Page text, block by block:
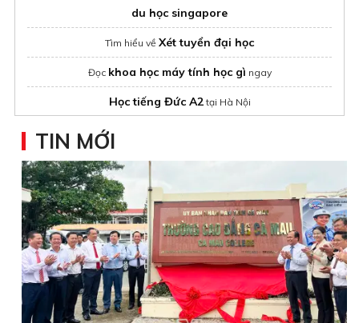
du học singapore
Tìm hiểu về Xét tuyển đại học
Đọc khoa học máy tính học gì ngay
Học tiếng Đức A2tại Hà Nội
Đơn vị may đồng phục học sinh
TIN MỚI